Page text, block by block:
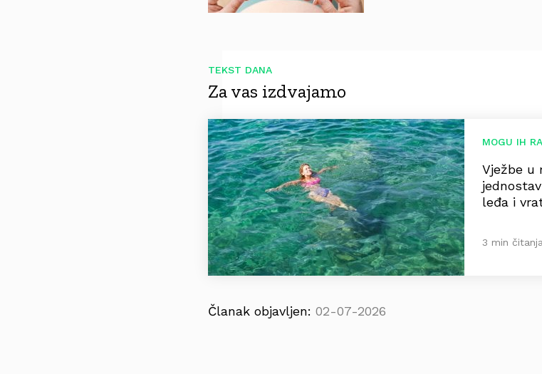
TEKST DANA
Za vas izdvajamo
MOGU IH
Vježbe u
leđa i
3 min čitanja
Članak objavljen: 02-07-2026